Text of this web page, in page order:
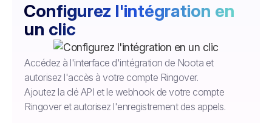
Configurez l'intégration en
un clic
Accédez à l'interface d'intégration de Noota et
autorisez l'accès à votre compte Ringover.
Ajoutez la clé API et le webhook de votre compte
Ringover et autorisez l'enregistrement des appels.